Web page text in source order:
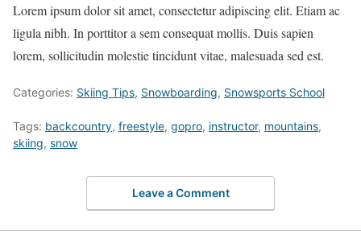
Lorem ipsum dolor sit amet, consectetur adipiscing elit. Etiam ac
ligula nibh. In porttitor a sem consequat mollis. Duis sapien
lorem, sollicitudin molestie tincidunt vitae, malesuada sed est.
Categories: Skiing Tips, Snowboarding, Snowsports School
Tags: backcountry, freestyle, gopro, instructor, mountains,
skiing, snow
Leave a Comment